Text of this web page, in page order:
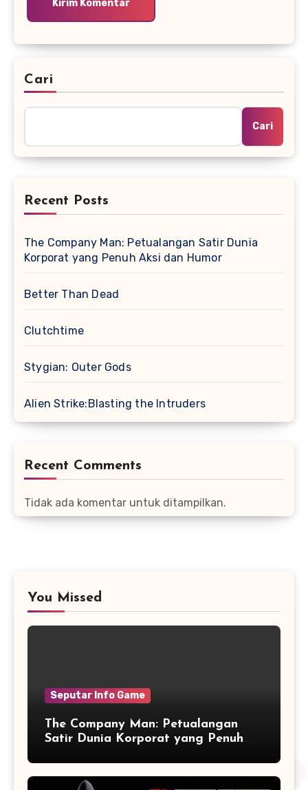
Cari
Cari
Recent Posts
The Company Man: Petualangan Satir Dunia
Korporat yang Penuh Aksi dan Humor
Better Than Dead
Clutchtime
Stygian: Outer Gods
Alien Strike:Blasting the Intruders
Recent Comments
Tidak ada komentar untuk ditampilkan.
You Missed
Seputar Info Game
The Company Man: Petualangan
Satir Dunia Korporat yang Penuh